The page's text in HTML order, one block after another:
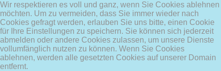
Wir respektieren es voll und ganz, wenn Sie Cookies ablehnen
möchten. Um zu vermeiden, dass Sie immer wieder nach
Cookies gefragt werden, erlauben Sie uns bitte, einen Cookie
für Ihre Einstellungen zu speichern. Sie können sich jederzeit
abmelden oder andere Cookies zulassen, um unsere Dienste
vollumfänglich nutzen zu können. Wenn Sie Cookies
ablehnen, werden alle gesetzten Cookies auf unserer Domain
entfernt.